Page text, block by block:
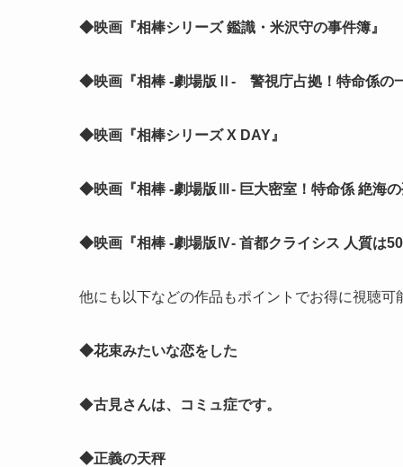
◆映画『相棒シリーズ 鑑識・米沢守の事件簿』
◆映画『相棒 -劇場版Ⅱ- 警視庁占拠！特命係の一
◆映画『相棒シリーズ X DAY』
◆映画『相棒 -劇場版Ⅲ- 巨大密室！特命係 絶海の
◆映画『相棒 -劇場版Ⅳ- 首都クライシス 人質は50
他にも以下などの作品もポイントでお得に視聴可
◆花束みたいな恋をした
◆古見さんは、コミュ症です。
◆正義の天秤